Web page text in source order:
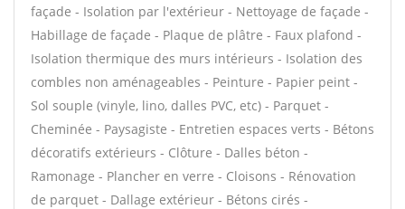
façade - Isolation par l'extérieur - Nettoyage de façade -
Habillage de façade - Plaque de plâtre - Faux plafond -
Isolation thermique des murs intérieurs - Isolation des
combles non aménageables - Peinture - Papier peint -
Sol souple (vinyle, lino, dalles PVC, etc) - Parquet -
Cheminée - Paysagiste - Entretien espaces verts - Bétons
décoratifs extérieurs - Clôture - Dalles béton -
Ramonage - Plancher en verre - Cloisons - Rénovation
de parquet - Dallage extérieur - Bétons cirés -